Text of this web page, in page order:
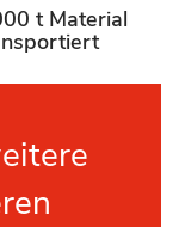
t Material